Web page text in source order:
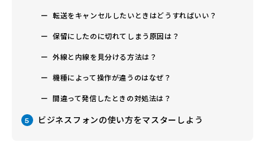
転送をキャンセルしたいときはどうすればいい？
保留にしたのに切れてしまう原因は？
外線と内線を見分ける方法は？
機種によって操作が違うのはなぜ？
間違って発信したときの対処法は？
5 ビジネスフォンの使い方をマスターしよう